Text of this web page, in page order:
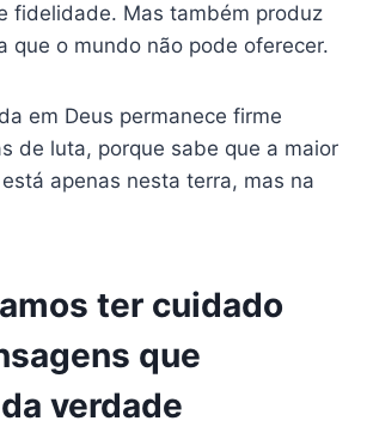
fidelidade. Mas também produz
que o mundo não pode oferecer.
em Deus permanece firme
de luta, porque sabe que a maior
apenas nesta terra, mas na
ter cuidado
que
verdade